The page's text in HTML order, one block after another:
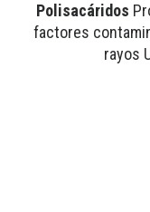
Polisacáridos
factores
rayos